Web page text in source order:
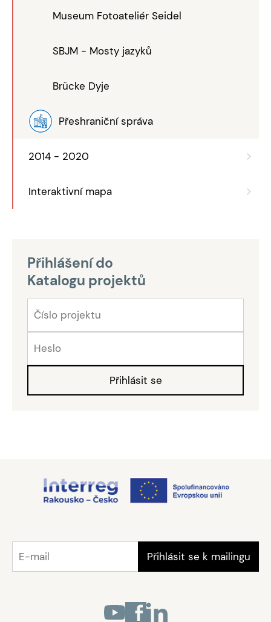
Museum Fotoateliér Seidel
SBJM - Mosty jazyků
Brücke Dyje
Přeshraniční správa
2014 - 2020
Interaktivní mapa
Přihlášení do
Katalogu projektů